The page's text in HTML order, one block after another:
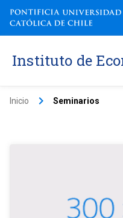
Instituto de
Inicio keyboard_arrow_right Seminarios